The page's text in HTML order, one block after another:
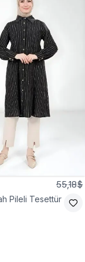
55,18$
Pileli Tesettür